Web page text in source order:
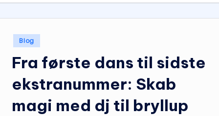
Posted
in
Blog
Fra første dans til sidste
ekstranummer: Skab
magi med dj til bryllup